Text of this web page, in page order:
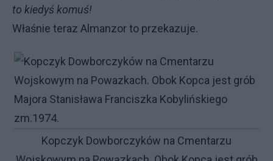
to kiedyś komuś!
Właśnie teraz Almanzor to przekazuje.
Kopczyk Dowborczyków na Cmentarzu